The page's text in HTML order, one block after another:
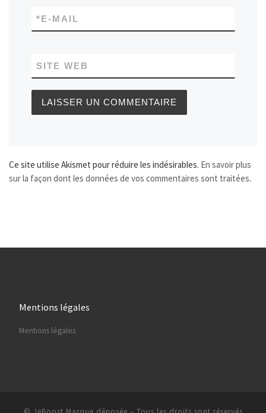
E-MAIL
*
SITE WEB
Ce site utilise Akismet pour réduire les indésirables. En savoir plus
sur la façon dont les données de vos commentaires sont traitées.
Mentions légales
Mentions légales